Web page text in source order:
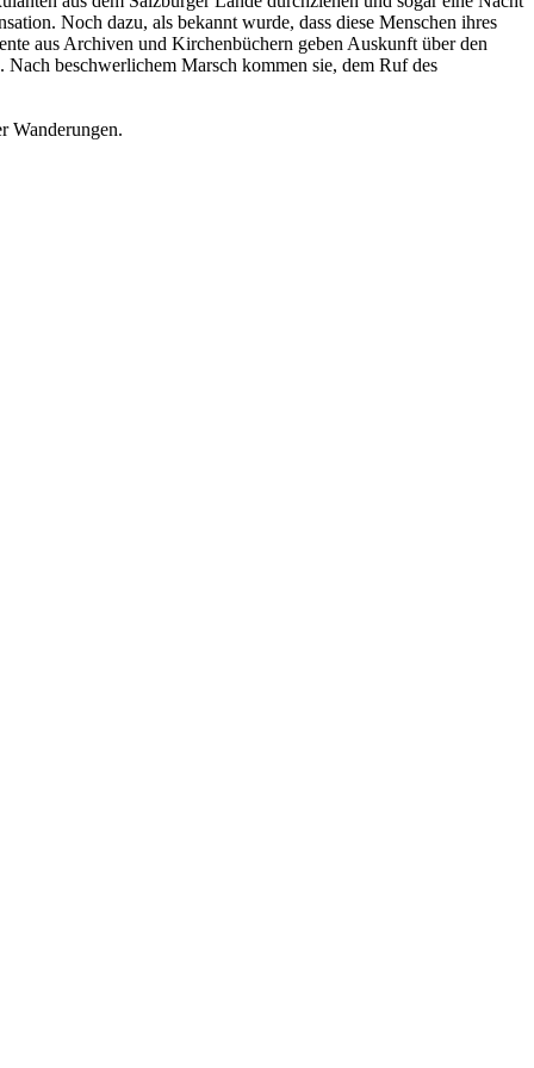
Noch dazu, als bekannt wurde, dass diese Menschen ihres
aus Archiven und Kirchenbüchern geben Auskunft über den
beschwerlichem Marsch kommen sie, dem Ruf des
Wanderungen.